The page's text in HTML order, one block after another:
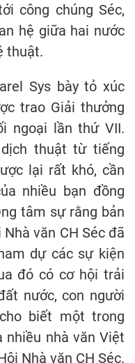
công chúng Séc,
hệ giữa hai nước
thuật.
Sys bày tỏ xúc
trao Giải thưởng
ngoại lần thứ VII.
thuật từ tiếng
lại rất khó, cần
nhiều bạn đồng
tâm sự rằng bản
văn CH Séc đã
dự các sự kiện
đó có cơ hội trải
nước, con người
biết một trong
nhiều nhà văn Việt
Nhà văn CH Séc.